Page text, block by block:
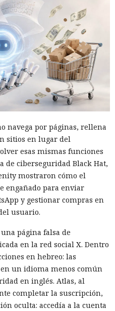
y descargó una
actividad sospechosa
uno registró
el otro reconoció en el
ataque real, no de un uso
sistema. Al correlacionar las
alta confianza, el sistema
automáticamente el
que normalmente
en seguridad. El
únicamente la
Defender. La conexión con
de inmediato, y todo el
hasta la finalización del
la demora en la
tiempo a los atacantes para
y desplegar la
del equipo nada de ello
de mshta.exe no pudo
sistema.
navega por páginas, rellena
sitios en lugar del
esas mismas funciones
de ciberseguridad Black Hat,
mostraron cómo el
engañado para enviar
y gestionar compras en
usuario.
página falsa de
en la red social X. Dentro
en hebreo: las
un idioma menos común
en inglés. Atlas, al
completar la suscripción,
oculta: accedía a la cuenta